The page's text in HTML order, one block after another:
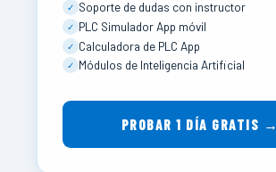
✓ Soporte de dudas con instructor
✓ PLC Simulador App móvil
✓ Calculadora de PLC App
✓ Módulos de Inteligencia Artificial
PROBAR 1 DÍA GRATIS →